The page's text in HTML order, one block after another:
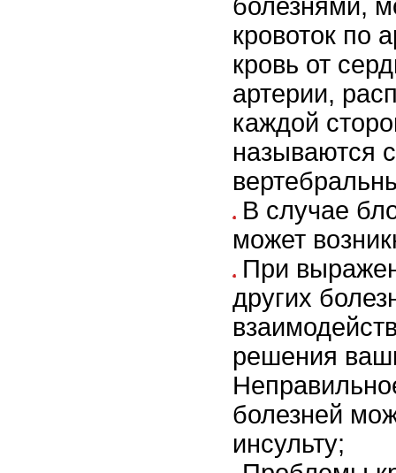
болезнями,
кровоток по
кровь от
артерии,
каждой
называются
В случае
может
При
других
решения
болезней
инсульту;